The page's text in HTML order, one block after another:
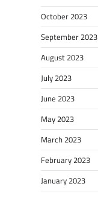
October 2023
September 2023
August 2023
July 2023
June 2023
May 2023
March 2023
February 2023
January 2023